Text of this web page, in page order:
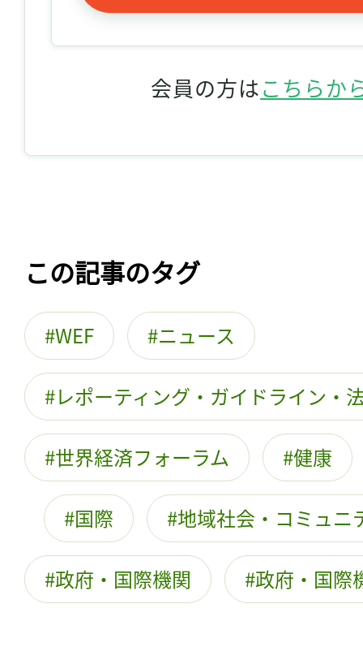
会員の方はこちらか
この記事のタグ
WEF ニュース
レポーティング・ガイドライン・
世界経済フォーラム 健康
国際 地域社会・コミュニ
政府・国際機関 政府・国際